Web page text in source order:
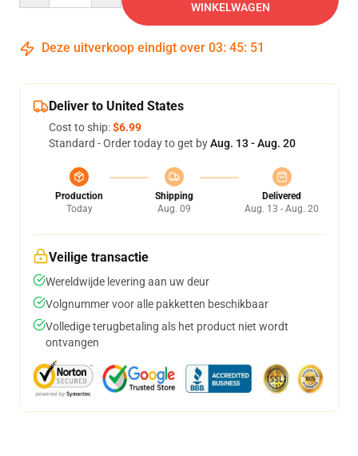
WINKELWAGEN
Deze uitverkoop eindigt over 03: 45: 51
Deliver to United States
Cost to ship:$6.99
Standard - Order today to get byAug. 13 - Aug. 20
Production
Today
Shipping
Aug. 09
Delivered
Aug. 13 - Aug. 20
Veilige transactie
Wereldwijde levering aan uw deur
Volgnummer voor alle pakketten beschikbaar
Volledige terugbetaling als het product niet wordt
ontvangen